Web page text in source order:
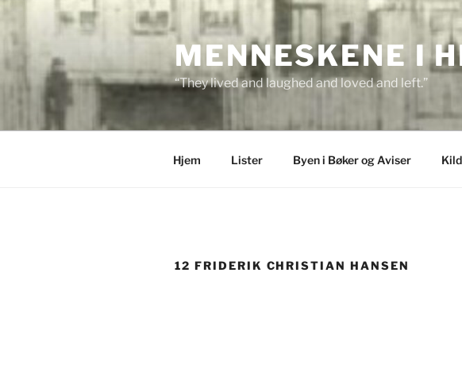
content
MENNESKENE I
“They lived and laughed and loved and left.”
Hjem Lister Byen i Bøker og Aviser
12 FRIDERIK CHRISTIAN HANSEN